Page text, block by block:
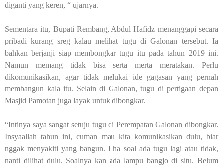
diganti yang keren, “ ujarnya.
Sementara itu, Bupati Rembang, Abdul Hafidz menanggapi secara
pribadi kurang sreg kalau melihat tugu di Galonan tersebut. Ia
bahkan berjanji siap membongkar tugu itu pada tahun 2019 ini.
Namun memang tidak bisa serta merta meratakan. Perlu
dikomunikasikan, agar tidak melukai ide gagasan yang pernah
membangun kala itu. Selain di Galonan, tugu di pertigaan depan
Masjid Pamotan juga layak untuk dibongkar.
“Intinya saya sangat setuju tugu di Perempatan Galonan dibongkar.
Insyaallah tahun ini, cuman mau kita komunikasikan dulu, biar
nggak menyakiti yang bangun. Lha soal ada tugu lagi atau tidak,
nanti dilihat dulu. Soalnya kan ada lampu bangjo di situ. Belum